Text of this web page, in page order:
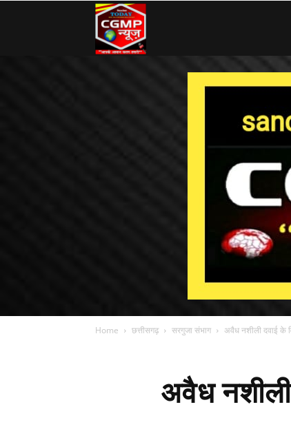
Home छत्तीसगढ़ सरगुजा संभाग अवैध नशीली दवाई के
अवैध